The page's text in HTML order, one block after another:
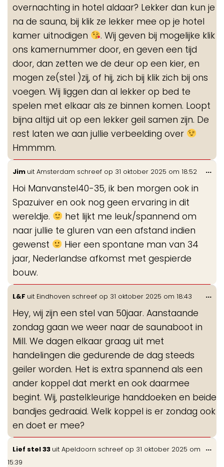
overnachting in hotel aldaar? Lekker dan kun je
na de sauna, bij klik ze lekker mee op je hotel
kamer uitnodigen
. Wij geven bij mogelijke klik
ons kamernummer door, en geven een tijd
door, dan zetten we de deur op een kier, en
mogen ze(stel )zij, of hij, zich bij klik zich bij ons
voegen. Wij liggen dan al lekker op bed te
spelen met elkaar als ze binnen komen. Loopt
bijna altijd uit op een lekker geil samen zijn. De
rest laten we aan jullie verbeelding over
Hmmmm.
Jim uit Amsterdam schreef op 31 oktober 2025 om 18:52
Hoi Manvanstel40-35, ik ben morgen ook in
Spazuiver en ook nog geen ervaring in dit
wereldje.
het lijkt me leuk/spannend om
naar jullie te gluren van een afstand indien
gewenst
Hier een spontane man van 34
jaar, Nederlandse afkomst met gespierde
bouw.
...
L&F uit Eindhoven schreef op 31 oktober 2025 om 18:43
Hey, wij zijn een stel van 50jaar. Aanstaande
zondag gaan we weer naar de saunaboot in
Mill. We dagen elkaar graag uit met
handelingen die gedurende de dag steeds
geiler worden. Het is extra spannend als een
ander koppel dat merkt en ook daarmee
begint. Wij, pastelkleurige handdoeken en beide
bandjes gedraaid. Welk koppel is er zondag ook
en doet er mee?
...
Lief stel 33 uit Apeldoorn schreef op 31 oktober 2025 om
15:39
...